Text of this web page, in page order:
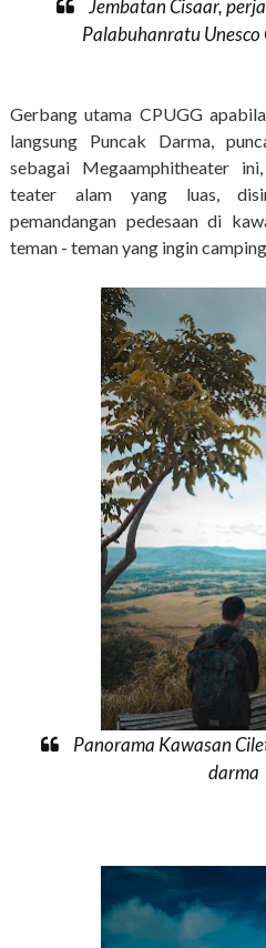
Jembatan Cisaar,
Palabuhanratu Unesco
Gerbang utama CPUGG
langsung Puncak Darma,
sebagai Megaamphitheater
teater alam yang luas,
pemandangan pedesaan di
teman - teman yang ingin
Panorama Kawasan
darma